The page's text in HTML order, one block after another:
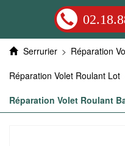
Serrurier > Réparation
Réparation Volet Roulant Lot
Réparation Volet Roulant